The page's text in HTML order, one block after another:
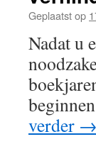
Geplaatst op
Nadat u
verder →